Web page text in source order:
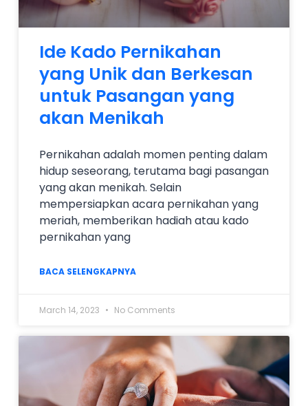
Ide Kado Pernikahan
yang Unik dan Berkesan
untuk Pasangan yang
akan Menikah
Pernikahan adalah momen penting dalam
hidup seseorang, terutama bagi pasangan
yang akan menikah. Selain
mempersiapkan acara pernikahan yang
meriah, memberikan hadiah atau kado
pernikahan yang
BACA SELENGKAPNYA
March 14, 2023 No Comments